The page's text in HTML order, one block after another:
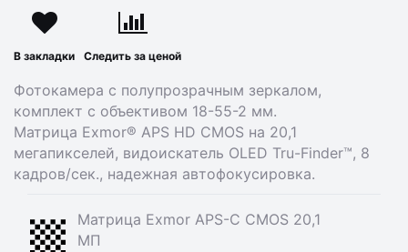
В закладки Следить за ценой
Фотокамера с полупрозрачным зеркалом,
комплект с объективом 18-55-2 мм.
Матрица Exmor® APS HD CMOS на 20,1
мегапикселей, видоискатель OLED Tru-Finder™, 8
кадров/сек., надежная автофокусировка.
Матрица Exmor APS-C CMOS 20,1
МП